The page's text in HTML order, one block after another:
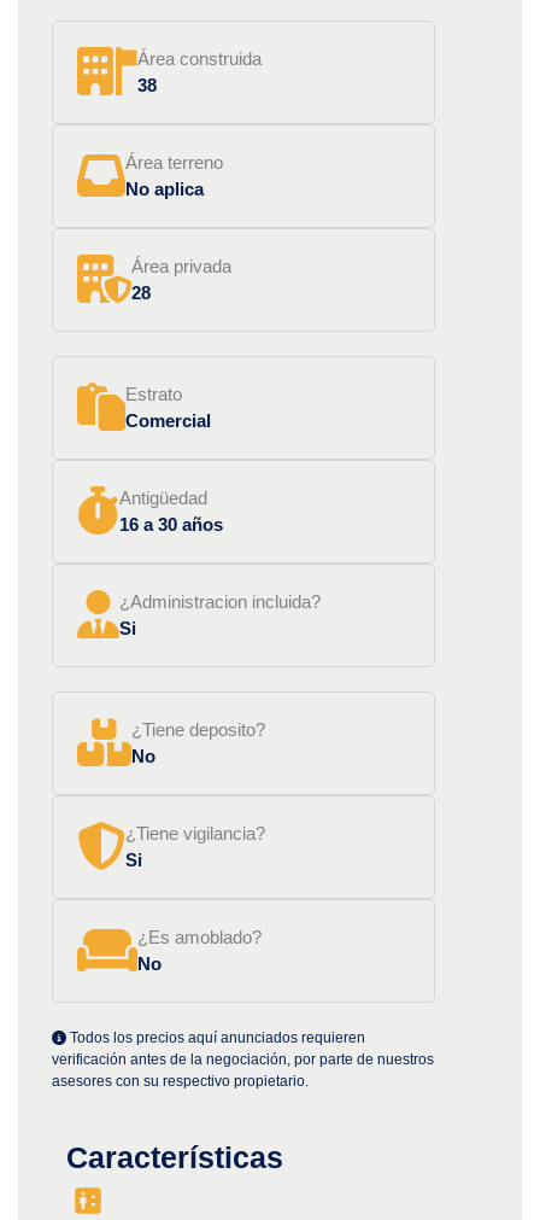
Área construida
38
Área terreno
No aplica
Área privada
28
Estrato
Comercial
Antigüedad
16 a 30 años
¿Administracion incluida?
Si
¿Tiene deposito?
No
¿Tiene vigilancia?
Si
¿Es amoblado?
No
Todos los precios aquí anunciados requieren
verificación antes de la negociación, por parte de nuestros
asesores con su respectivo propietario.
Características